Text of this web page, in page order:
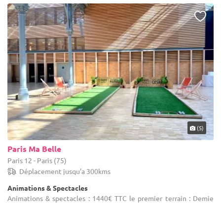
(5)
Paris Ma Belle
Paris 12 - Paris (75)
Déplacement jusqu'a 300kms
Animations & Spectacles
Animations & spectacles : 1440€ TTC le premier terrain : Demie